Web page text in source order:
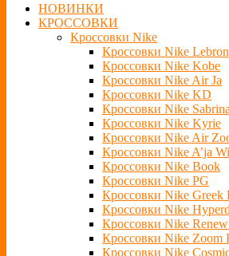
НОВИНКИ
КРОССОВКИ
Кроссовки Nike
Кроссовки Nike Lebron
Кроссовки Nike Kobe
Кроссовки Nike Air Ja
Кроссовки Nike KD
Кроссовки Nike Sabrina
Кроссовки Nike Kyrie
Кроссовки Nike Air
Кроссовки Nike A’ja
Кроссовки Nike Book
Кроссовки Nike PG
Кроссовки Nike Greek
Кроссовки Nike
Кроссовки Nike
Кроссовки Nike Zoom
Кроссовки Nike